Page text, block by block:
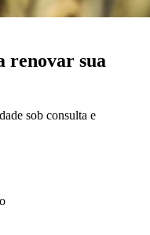
renovar sua
sob consulta e